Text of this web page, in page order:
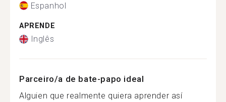
Espanhol
APRENDE
Inglês
Parceiro/a de bate-papo ideal
Alguien que realmente quiera aprender así